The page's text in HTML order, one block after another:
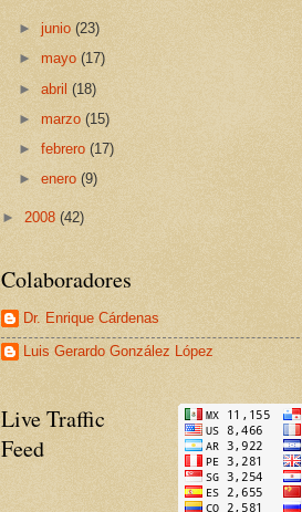
►junio(23)
►mayo(17)
►abril(18)
►marzo(15)
►febrero(17)
►enero(9)
► 2008 (42)
Colaboradores
Dr. Enrique Cárdenas
Luis Gerardo González López
Live Traffic
Feed